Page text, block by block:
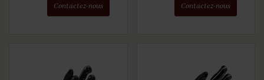
Contactez-nous Contactez-nous